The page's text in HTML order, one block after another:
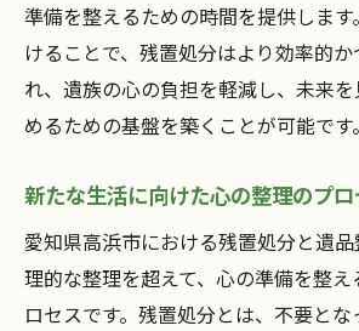
準備を整えるための時間を提供しま
けることで、残置処分はより効率的
れ、遺族の心の負担を軽減し、未来
めるための基盤を築くことが可能です。
新たな生活に向けた心の整理のプロ
愛知県高浜市における残置処分と遺
理的な整理を超えて、心の準備を整
ロセスです。残置処分とは、不要と